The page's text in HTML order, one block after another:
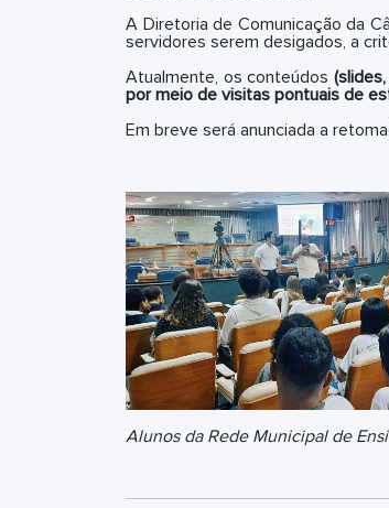
A Diretoria de Comunicação da
servidores serem desigados, a
Atualmente, os conteúdos
por meio de visitas pontuais de
Em breve será anunciada a
Alunos da Rede Municipal de